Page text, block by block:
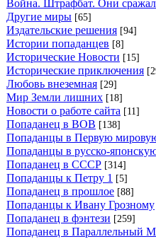
Война. Штрафбат. Они
Другие миры [65]
Издательские решения [94]
Истории попаданцев [8]
Исторические Новости [15]
Исторические приключения
Любовь внеземная [29]
Мир Земли лишних [18]
Новости о работе сайта [11]
Попаданец в ВОВ [138]
Попаданцы в Первую
Попаданцы в русско-
Попаданец в СССР [314]
Попаданцы к Петру 1 [5]
Попаданец в прошлое [88]
Попаданцы к Ивану Грозному
Попаданец в фэнтези [259]
Попаданец в Параллельный